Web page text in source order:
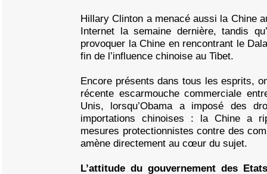
Hillary Clinton a menacé aussi la Chine
Internet la semaine dernière, tandis
provoquer la Chine en rencontrant le
fin de l’influence chinoise au Tibet.
Encore présents dans tous les esprits,
récente escarmouche commerciale
Unis, lorsqu’Obama a imposé des
importations chinoises : la Chine a
mesures protectionnistes contre des
amène directement au cœur du sujet.
L’attitude du gouvernement des